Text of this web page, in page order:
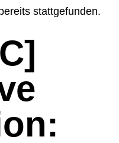
stattgefunden.